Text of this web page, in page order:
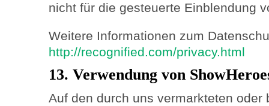
nicht für die gesteuerte Einblendung
Weitere Informationen zum
http://recognified.com/privacy.html
13. Verwendung von
Auf den durch uns vermarkteten oder